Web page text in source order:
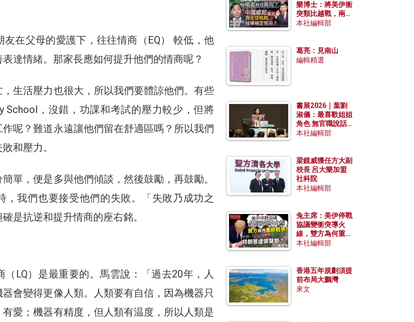
在父母的愛護下，往往情商（EQ） 較低，他
達情緒。那家長應如何提升他們的情商呢？
生活壓力也很大，所以我們要體諒他們。有些
School，沒錯，功課和考試的壓力較少，但將
呢？難道永遠讓他們留在舒適區嗎？所以我們
和壓力。
單，便是多與他們傾談，然後鼓勵，再鼓勵。
，我們也要接受他們的失敗。「失敗乃成功之
是抗逆和提升情商的座右銘。
LQ）是最重要的。馬雲說：「過去20年，人
會變得更像人類。人類要有自信，因為機器只
愛；機器有精度，但人類有温度，所以人類是
樂博士：將美伊衝
突類比越戰，兩者
有何異同？中國崛
本社編輯部
葛亮：見南山
編輯精選
書展2026｜葉劉
淑儀：最喜歡姐姐
角色 無官職說話
包袱少
本社編輯部
梁鏡威獲任方大副
校長 呂大樂加盟
社科院
本社編輯部
兔主席：美伊停戰
協議變衝突導火
線，雙方為何重啟
戰爭？伊朗一早洞
本社編輯部
香港五年規劃須提
前布局大鵬灣
來文